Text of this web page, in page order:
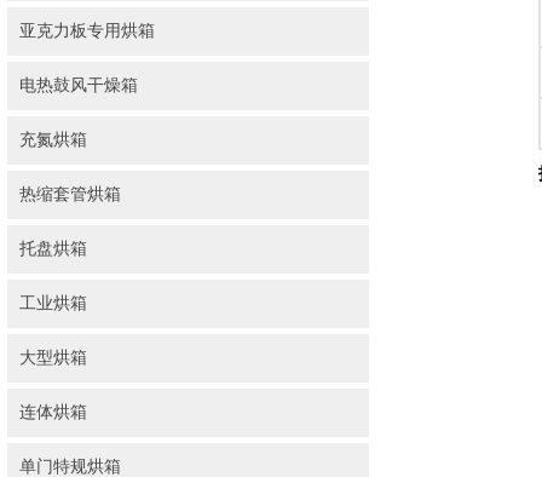
亚克力板专用烘箱
电热鼓风干燥箱
充氮烘箱
热缩套管烘箱
托盘烘箱
工业烘箱
大型烘箱
连体烘箱
单门特规烘箱